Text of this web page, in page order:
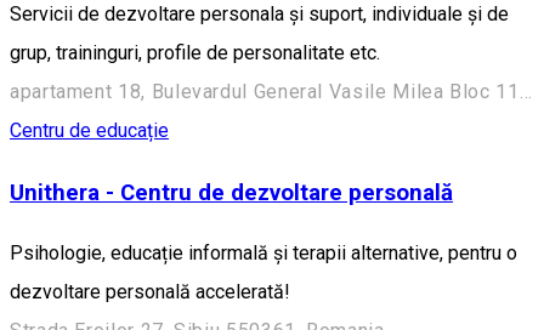
Servicii de dezvoltare personala și suport, individuale și de
grup, traininguri, profile de personalitate etc.
Centru de educație
Unithera - Centru de dezvoltare personală
Psihologie, educație informală și terapii alternative, pentru o
dezvoltare personală accelerată!